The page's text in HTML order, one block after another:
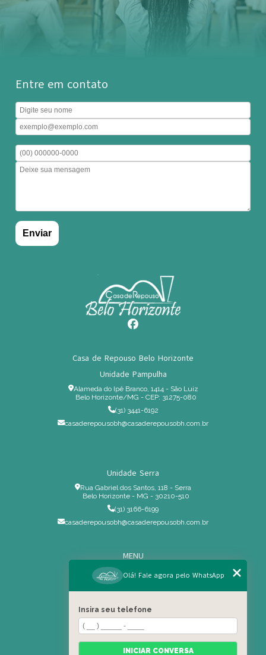
Entre em contato
Casa de Repouso Belo Horizonte
Unidade Pampulha
Alameda do Ipê Branco, 1414 - São Luiz
Belo Horizonte/MG - CEP: 31275-080
(31) 3441-6192
casaderepousobh@casaderepousobh.com.br
Unidade Serra
Rua Gabriel dos Santos, 118 - Serra
Belo Horizonte - MG - 30210-510
(31) 3166-6199
casaderepousobh@casaderepousobh.com.br
MENU
Home
Institucional
Serviços Especiais
Blog
Residência
Olá! Fale agora pelo WhatsApp
Insira seu telefone
INICIAR CONVERSA